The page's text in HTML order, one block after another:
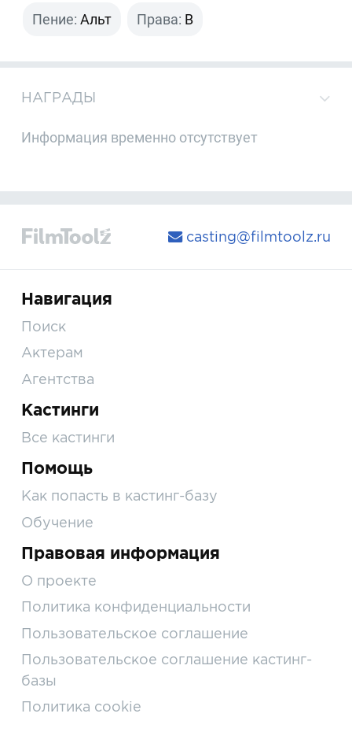
Пение: Альт Права: B
НАГРАДЫ
Информация временно отсутствует
casting@filmtoolz.ru
Навигация
Поиск
Актерам
Агентства
Кастинги
Все кастинги
Помощь
Как попасть в кастинг-базу
Обучение
Правовая информация
О проекте
Политика конфиденциальности
Пользовательское соглашение
Пользовательское соглашение кастинг-
базы
Политика cookie